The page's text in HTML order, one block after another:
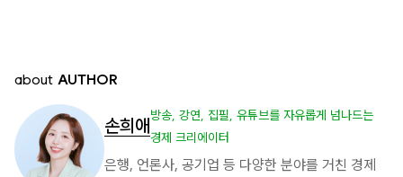
about AUTHOR
손희애방송, 강연, 집필, 유튜브를 자유롭게 넘나드는
경제 크리에이터
은행, 언론사, 공기업 등 다양한 분야를 거친 경제